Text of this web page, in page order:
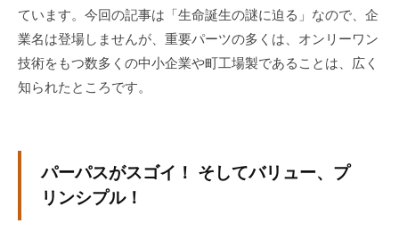
ています。今回の記事は「生命誕生の謎に迫る」なので、企
業名は登場しませんが、重要パーツの多くは、オンリーワン
技術をもつ数多くの中小企業や町工場製であることは、広く
知られたところです。
パーパスがスゴイ！ そしてバリュー、プ
リンシプル！